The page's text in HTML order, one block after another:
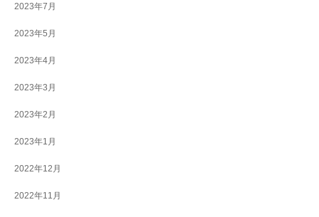
2023年7月
2023年5月
2023年4月
2023年3月
2023年2月
2023年1月
2022年12月
2022年11月